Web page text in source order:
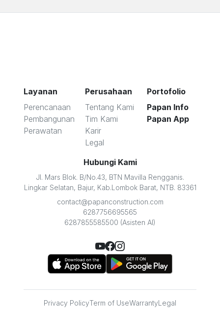
Layanan
Perencanaan
Pembangunan
Perawatan
Perusahaan
Tentang Kami
Tim Kami
Karir
Legal
Portofolio
Papan Info
Papan App
Hubungi Kami
Jl. Mars Blok. B/No.43, BTN Mavilla Rengganis.
Lingkar Selatan, Bajur, Kab.Lombok Barat, NTB. 83361
contact@papanconstruction.com
6287756695565
6287855585500 (Asisten AI)
Privacy PolicyTerm of UseWarrantyLegal